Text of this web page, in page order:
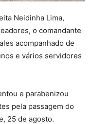
Neidinha Lima,
o comandante
acompanhado de
e vários servidores
e parabenizou
pela passagem do
25 de agosto.